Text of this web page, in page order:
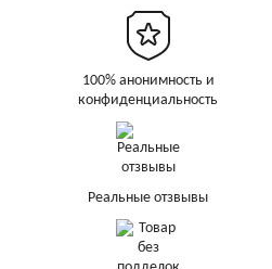
100% анонимность и
конфиденциальность
Реальные отзвывы